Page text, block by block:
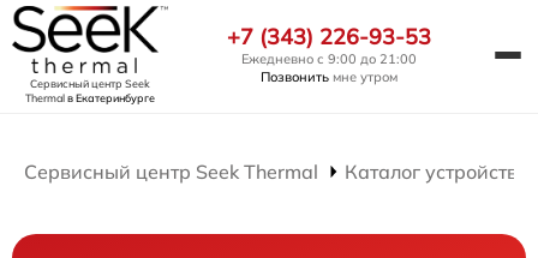
Сервисный центр Seek
Thermalв Екатеринбурге
+7 (343) 226-93-53
Ежедневно с 9:00 до 21:00
Позвонить мне утром
Сервисный центр Seek Thermal Каталог устройств